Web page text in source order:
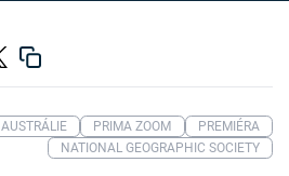
AUSTRÁLIE PRIMA ZOOM
PREMIÉRA
NATIONAL GEOGRAPHIC SOCIETY